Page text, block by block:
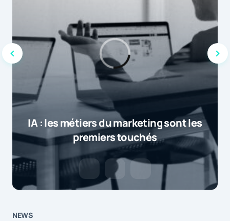
IA : les métiers du marketing sont les
premiers touchés
NEWS